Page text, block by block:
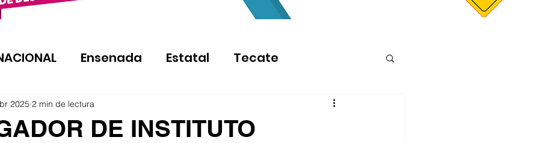
Ensenada Estatal Tecate
DE INSTITUTO
2025 2 min de lectura